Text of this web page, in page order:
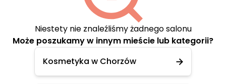
Niestety nie znaleźliśmy żadnego salonu
Może poszukamy w innym mieście lub kategorii?
Kosmetyka w Chorzów